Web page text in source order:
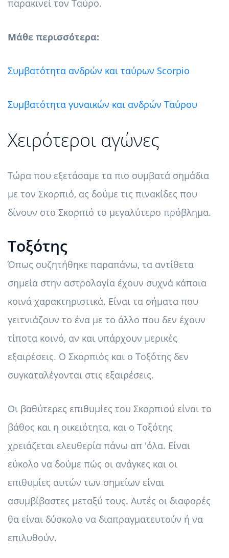
παρακινεί τον Ταύρο.
Μάθε περισσότερα:
Συμβατότητα ανδρών και ταύρων Scorpio
Συμβατότητα γυναικών και ανδρών Ταύρου
Χειρότεροι αγώνες
Τώρα που εξετάσαμε τα πιο συμβατά σημάδια
με τον Σκορπιό, ας δούμε τις πινακίδες που
δίνουν στο Σκορπιό το μεγαλύτερο πρόβλημα.
Τοξότης
Όπως συζητήθηκε παραπάνω, τα αντίθετα
σημεία στην αστρολογία έχουν συχνά κάποια
κοινά χαρακτηριστικά. Είναι τα σήματα που
γειτνιάζουν το ένα με το άλλο που δεν έχουν
τίποτα κοινό, αν και υπάρχουν μερικές
εξαιρέσεις. Ο Σκορπιός και ο Τοξότης δεν
συγκαταλέγονται στις εξαιρέσεις.
Οι βαθύτερες επιθυμίες του Σκορπιού είναι το
βάθος και η οικειότητα, και ο Τοξότης
χρειάζεται ελευθερία πάνω απ 'όλα. Είναι
εύκολο να δούμε πώς οι ανάγκες και οι
επιθυμίες αυτών των σημείων είναι
ασυμβίβαστες μεταξύ τους. Αυτές οι διαφορές
θα είναι δύσκολο να διαπραγματευτούν ή να
επιλυθούν.